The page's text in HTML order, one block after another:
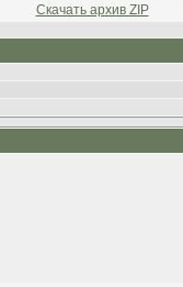
Скачать архив ZIP